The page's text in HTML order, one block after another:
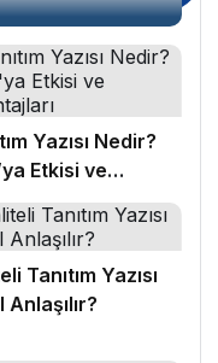
Yazısı Nedir?
Etkisi ve
Tanıtım Yazısı
Anlaşılır?